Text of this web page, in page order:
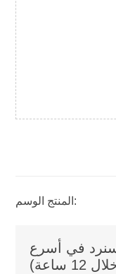
المنتج الوسم:
في أسرع